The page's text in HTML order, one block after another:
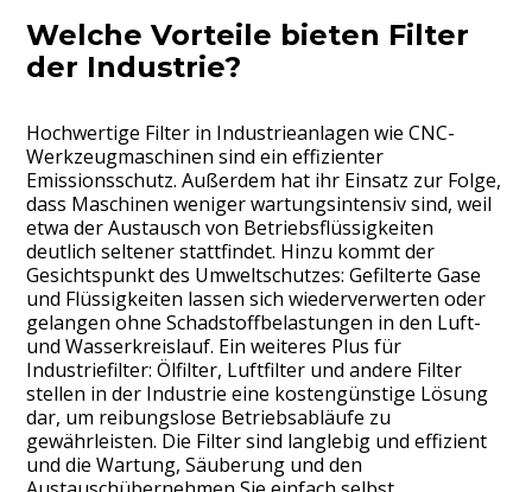
Welche Vorteile bieten Filter
der Industrie?
Hochwertige Filter in Industrieanlagen wie CNC-
Werkzeugmaschinen sind ein effizienter
Emissionsschutz. Außerdem hat ihr Einsatz zur Folge,
dass Maschinen weniger wartungsintensiv sind, weil
etwa der Austausch von Betriebsflüssigkeiten
deutlich seltener stattfindet. Hinzu kommt der
Gesichtspunkt des Umweltschutzes: Gefilterte Gase
und Flüssigkeiten lassen sich wiederverwerten oder
gelangen ohne Schadstoffbelastungen in den Luft-
und Wasserkreislauf. Ein weiteres Plus für
Industriefilter: Ölfilter, Luftfilter und andere Filter
stellen in der Industrie eine kostengünstige Lösung
dar, um reibungslose Betriebsabläufe zu
gewährleisten. Die Filter sind langlebig und effizient
und die Wartung, Säuberung und den